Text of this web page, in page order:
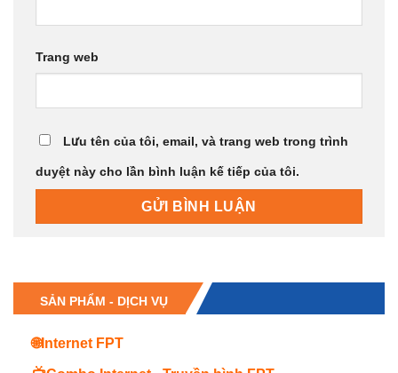
Trang web
Lưu tên của tôi, email, và trang web trong trình
duyệt này cho lần bình luận kế tiếp của tôi.
SẢN PHẨM - DỊCH VỤ
🌐Internet FPT